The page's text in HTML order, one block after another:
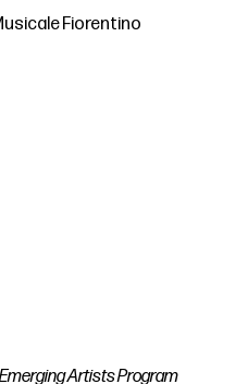
Fiorentino
Artists Program